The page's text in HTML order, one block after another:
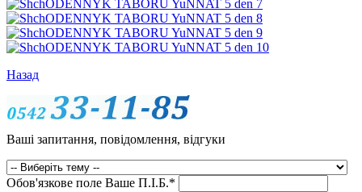
Назад
Ваші запитання, повідомлення, відгуки
Обов'язкове поле Ваше П.I.Б.*